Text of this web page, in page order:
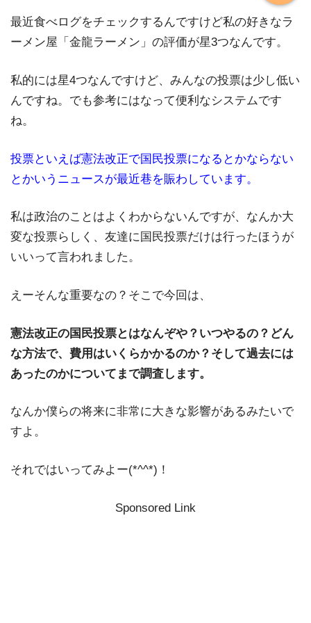
最近食べログをチェックするんですけど私の好きなラ
ーメン屋「金龍ラーメン」の評価が星3つなんです。
私的には星4つなんですけど、みんなの投票は少し低い
んですね。でも参考にはなって便利なシステムです
ね。
投票といえば憲法改正で国民投票になるとかならない
とかいうニュースが最近巷を賑わしています。
私は政治のことはよくわからないんですが、なんか大
変な投票らしく、友達に国民投票だけは行ったほうが
いいって言われました。
えーそんな重要なの？そこで今回は、
憲法改正の国民投票とはなんぞや？いつやるの？どん
な方法で、費用はいくらかかるのか？そして過去には
あったのかについてまで調査します。
なんか僕らの将来に非常に大きな影響があるみたいで
すよ。
それではいってみよー(*^^*)！
Sponsored Link